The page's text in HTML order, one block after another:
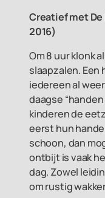
Creatief met De
2016)
Om 8 uur klonk
slaapzalen.
iedereen al
daagse
kinderen de
eerst hun
schoon, dan
ontbijt is vaak
dag. Zowel
om rustig